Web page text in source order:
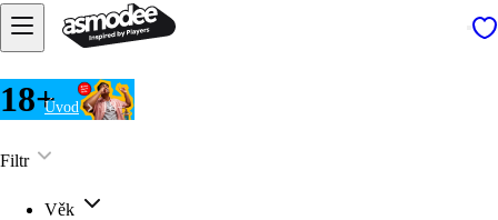
Úvod 18+
18+
Filtr
Věk